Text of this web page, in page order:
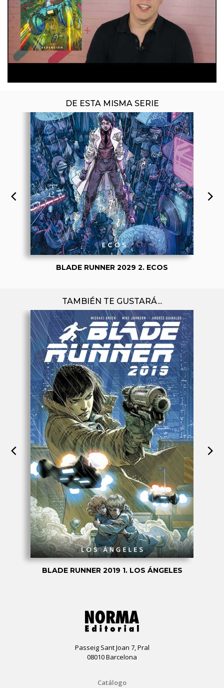
DE ESTA MISMA SERIE
BLADE RUNNER 2029 2. ECOS
TAMBIÉN TE GUSTARÁ...
BLADE RUNNER 2019 1. LOS ÁNGELES
Passeig Sant Joan 7, Pral
08010 Barcelona
Catálogo